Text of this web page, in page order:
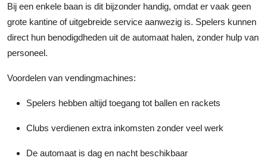
Bij een enkele baan is dit bijzonder handig, omdat er vaak geen
grote kantine of uitgebreide service aanwezig is. Spelers kunnen
direct hun benodigdheden uit de automaat halen, zonder hulp van
personeel.
Voordelen van vendingmachines:
Spelers hebben altijd toegang tot ballen en rackets
Clubs verdienen extra inkomsten zonder veel werk
De automaat is dag en nacht beschikbaar